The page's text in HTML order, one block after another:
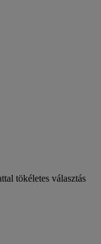
tökéletes választás